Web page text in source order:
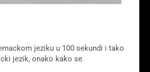
jeziku u 100 sekundi i tako
jezik, onako kako se